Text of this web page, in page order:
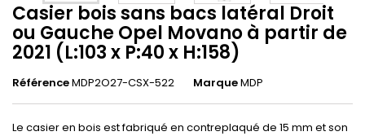
Casier bois sans bacs latéral Droit
ou Gauche Opel Movano à partir de
2021 (L:103 x P:40 x H:158)
RéférenceMDP2O27-CSX-522 MarqueMDP
Le casier en bois est fabriqué en contreplaqué de 15 mm et son